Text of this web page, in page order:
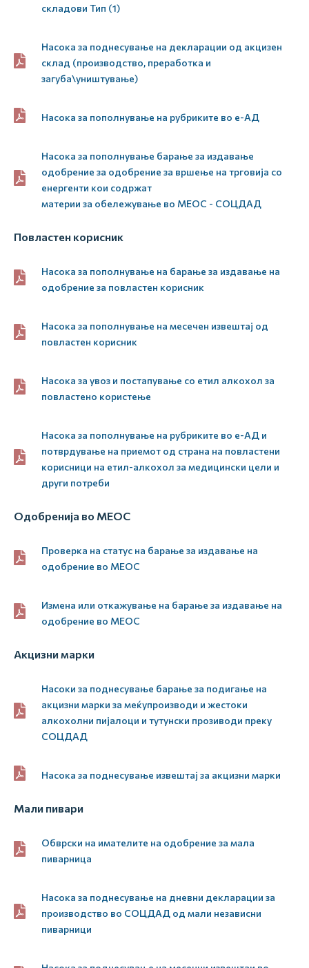
складови Тип (1)
Насока за поднесување на декларации од акцизен
склад (производство, преработка и
загуба\уништување)
Насока за пополнување на рубриките во е-АД
Насока за пополнување барање за издавање
одобрение за одобрение за вршење на трговија со
енергенти кои содржат
материи за обележување во МЕОС - СОЦДАД
Повластен корисник
Насока за пополнување на барање за издавање на
одобрение за повластен корисник
Насока за пополнување на месечен извештај од
повластен корисник
Насока за увоз и постапување со етил алкохол за
повластено користење
Насока за пополнување на рубриките во е-АД и
потврдување на приемот од страна на повластени
корисници на етил-алкохол за медицински цели и
други потреби
Одобренија во МЕОС
Проверка на статус на барање за издавање на
одобрение во МЕОС
Измена или откажување на барање за издавање на
одобрение во МЕОС
Акцизни марки
Насоки за поднесување барање за подигање на
акцизни марки за меќупроизводи и жестоки
алкохолни пијалоци и тутунски прозиводи преку
СОЦДАД
Насока за поднесување извештај за акцизни марки
Мали пивари
Обврски на имателите на одобрение за мала
пиварница
Насока за поднесување на дневни декларации за
производство во СОЦДАД од мали независни
пиварници